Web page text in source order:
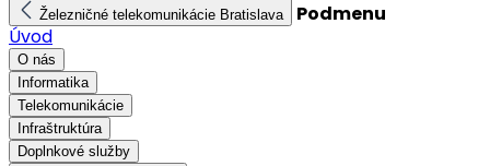
Železničné telekomunikácie Bratislava
Podmenu
Úvod
O nás
Informatika
Telekomunikácie
Infraštruktúra
Doplnkové služby